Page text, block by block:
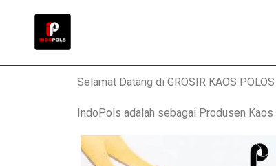
Selamat Datang di GROSIR KAOS
IndoPols adalah sebagai Produsen Kaos